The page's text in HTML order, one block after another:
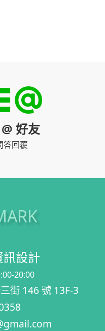
好友
答回覆
設計
20:00
街 146 號 13F-3